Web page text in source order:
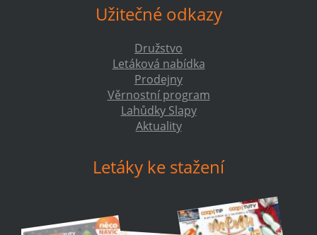
Užitečné odkazy
Družstvo
Letáková nabídka
Prodejny
Věrnostní program
Lahůdky Slapy
Aktuality
Letáky ke stažení